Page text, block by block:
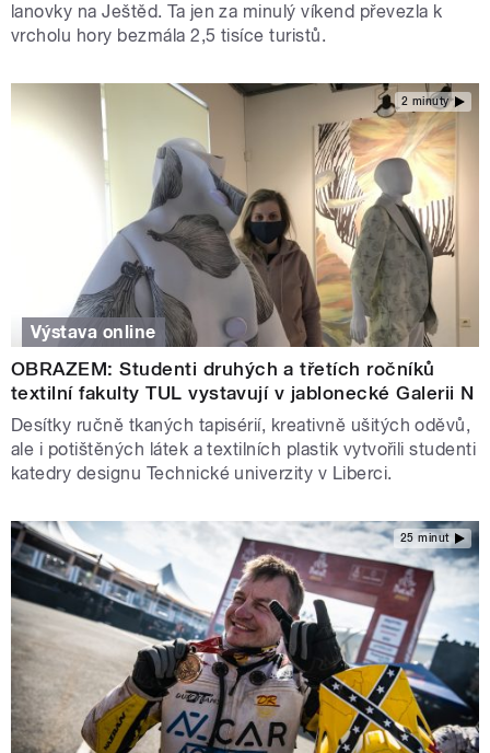
lanovky na Ještěd. Ta jen za minulý víkend převezla k
vrcholu hory bezmála 2,5 tisíce turistů.
2 minuty
Výstava online
OBRAZEM: Studenti druhých a třetích ročníků
textilní fakulty TUL vystavují v jablonecké Galerii N
Desítky ručně tkaných tapisérií, kreativně ušitých oděvů,
ale i potištěných látek a textilních plastik vytvořili studenti
katedry designu Technické univerzity v Liberci.
25 minut